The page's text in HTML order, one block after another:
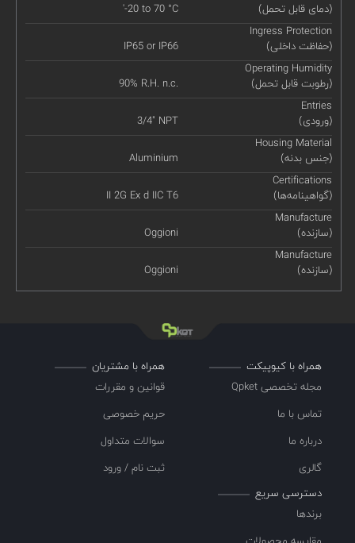
(دمای قابل تحمل)
'-20 to 70 °C
Ingress Protection
(حفاظت داخلی)
IP65 or IP66
Operating Humidity
(رطوبت قابل تحمل)
90% R.H. n.c.
Entries
(ورودی)
3/4" NPT
Housing Material
(جنس بدنه)
Aluminium
Certifications
(گواهینامه‌ها)
II 2G Ex d IIC T6
Manufacture
(سازنده)
Oggioni
Manufacture
(سازنده)
Oggioni
همراه با کیوپیکت
مجله تخصصی Qpket
تماس با ما
درباره ما
گالری
همراه با مشتریان
قوانین و مقررات
حریم خصوصی
سوالات متداول
ثبت نام / ورود
دسترسی سریع
برندها